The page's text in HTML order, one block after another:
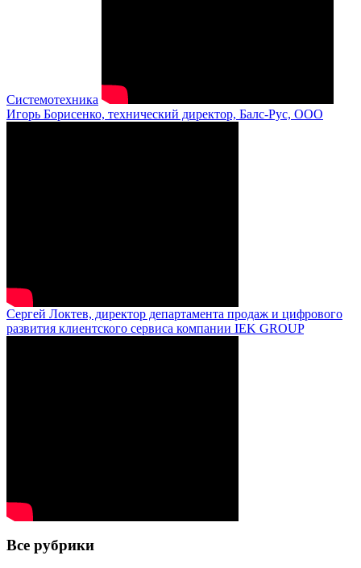
Системотехника
Игорь Борисенко, технический директор, Балс-Рус, ООО
Сергей Локтев, директор департамента продаж и цифрового
развития клиентского сервиса компании IEK GROUP
Все рубрики